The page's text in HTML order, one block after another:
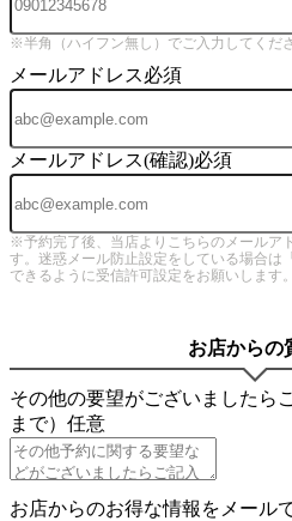
※半角（ハイフン無し）でご入力してくださ
メールアドレス必須
メールアドレス(確認)必須
※予約完了後、当店よりこちらのメールア
す。迷惑メール防止設定をしている場合は
できるように受信許可設定をお願いします。
お店からの
その他の要望がございましたら
まで） 任意
お店からのお得な情報をメール